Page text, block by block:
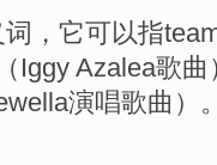
，它可以指
Iggy Azalea歌
演唱歌曲）